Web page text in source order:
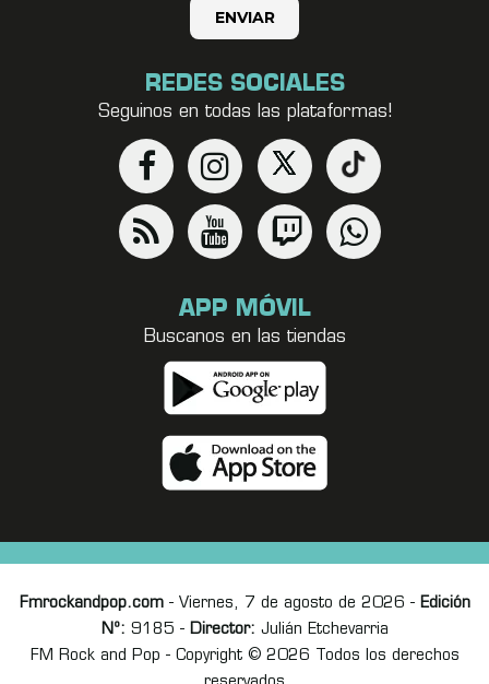
REDES SOCIALES
Seguinos en todas las plataformas!
APP MÓVIL
Buscanos en las tiendas
Fmrockandpop.com- Viernes, 7 de agosto de 2026 - Edición
Nº: 9185 - Director: Julián Etchevarria
FM Rock and Pop - Copyright © 2026 Todos los derechos